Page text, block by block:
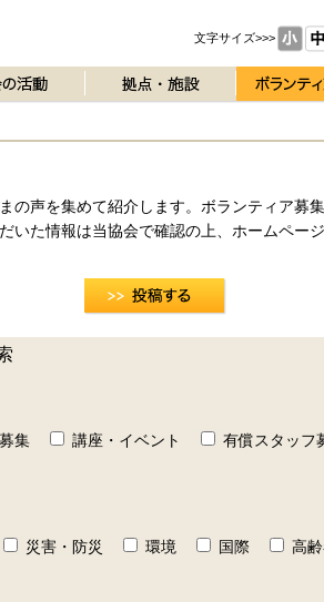
文字サイズ>>>
の声を集めて紹介します。ボランティア募
いた情報は当協会で確認の上、ホームペー
集 講座・イベント
有償スタッフ
災害・防災 環境 国際 高